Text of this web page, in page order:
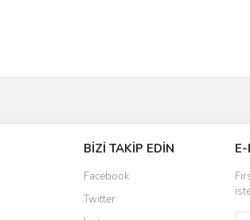
BİZİ TAKİP EDİN
Facebook
Twitter